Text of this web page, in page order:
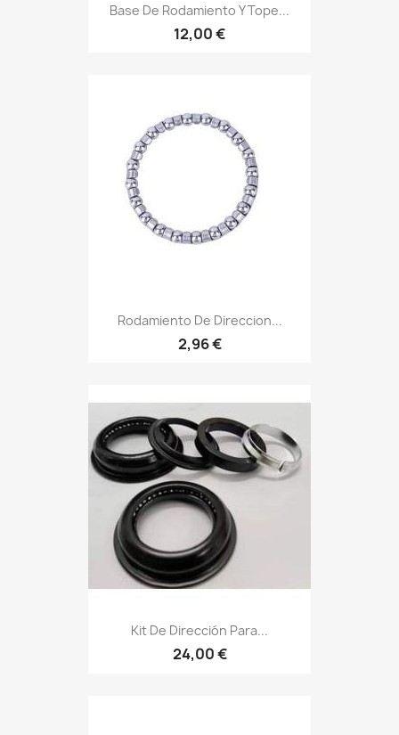
Base De Rodamiento Y Tope...
12,00 €
Rodamiento De Direccion...
2,96 €
Kit De Dirección Para...
24,00 €